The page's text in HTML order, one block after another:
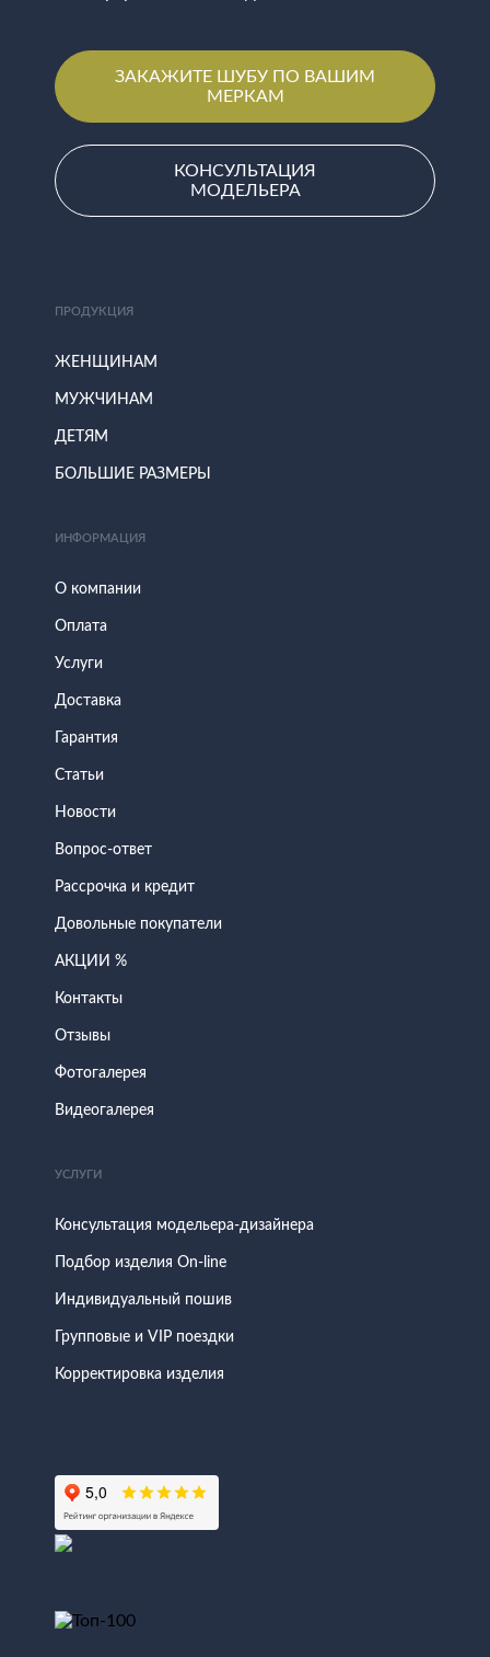
ЗАКАЖИТЕ ШУБУ ПО ВАШИМ
МЕРКАМ
КОНСУЛЬТАЦИЯ
МОДЕЛЬЕРА
ПРОДУКЦИЯ
ЖЕНЩИНАМ
МУЖЧИНАМ
ДЕТЯМ
БОЛЬШИЕ РАЗМЕРЫ
ИНФОРМАЦИЯ
О компании
Оплата
Услуги
Доставка
Гарантия
Статьи
Новости
Вопрос-ответ
Рассрочка и кредит
Довольные покупатели
АКЦИИ %
Контакты
Отзывы
Фотогалерея
Видеогалерея
УСЛУГИ
Консультация модельера-дизайнера
Подбор изделия On-line
Индивидуальный пошив
Групповые и VIP поездки
Корректировка изделия